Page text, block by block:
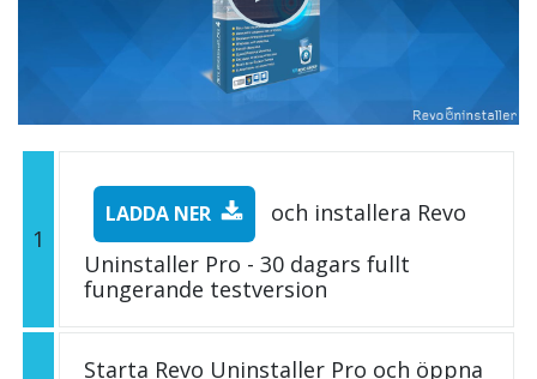
1
LADDA NER
och installera Revo
Uninstaller Pro - 30 dagars fullt
fungerande testversion
Starta Revo Uninstaller Pro och öppna